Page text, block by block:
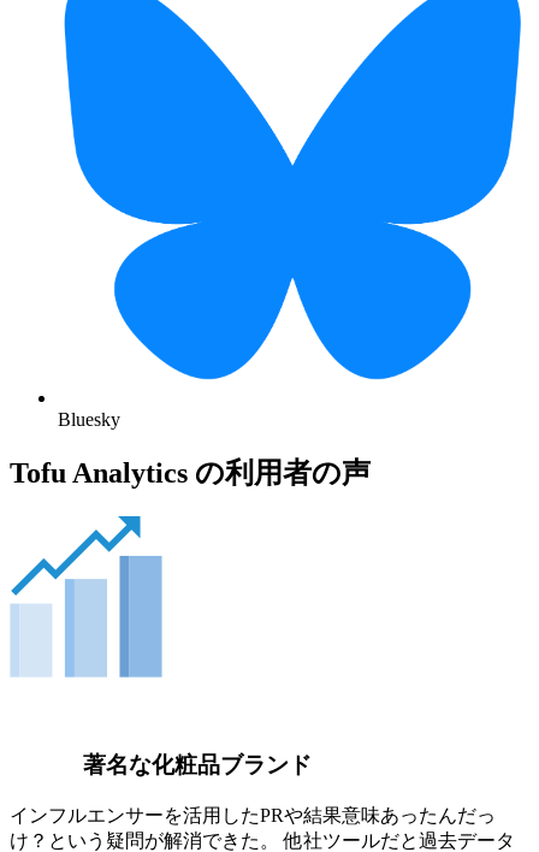
Bluesky
Tofu Analytics の利用者の声
著名な化粧品ブランド
インフルエンサーを活用したPRや結果意味あったんだっ
け？という疑問が解消できた。 他社ツールだと過去データ